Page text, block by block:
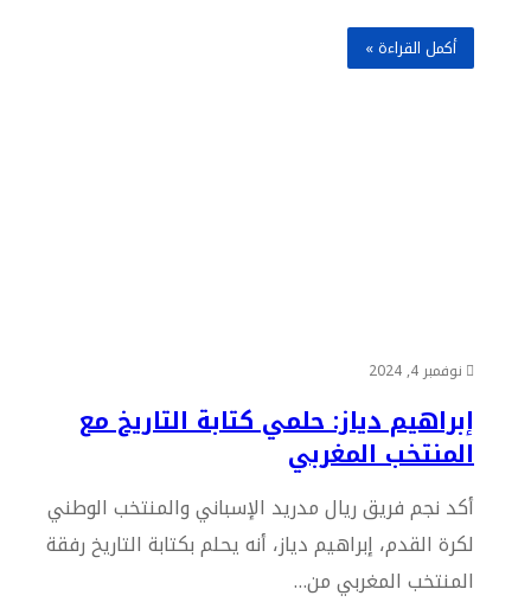
أكمل القراءة »
نوفمبر 4, 2024
إبراهيم دياز: حلمي كتابة التاريخ مع
المنتخب المغربي
أكد نجم فريق ريال مدريد الإسباني والمنتخب الوطني
لكرة القدم، إبراهيم دياز، أنه يحلم بكتابة التاريخ رفقة
المنتخب المغربي من…